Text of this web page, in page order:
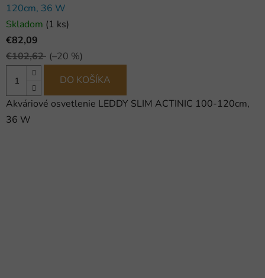
120cm, 36 W
Skladom (1 ks)
€82,09
€102,62 (–20 %)
DO KOŠÍKA
Akváriové osvetlenie LEDDY SLIM ACTINIC 100-120cm,
36 W